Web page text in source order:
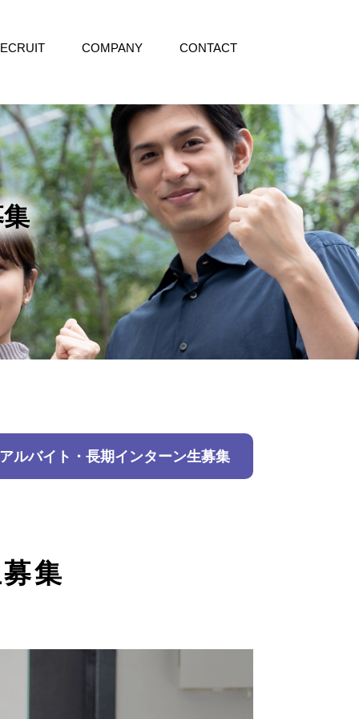
COMPANY CONTACT
アルバイト・長期インターン生募集
集